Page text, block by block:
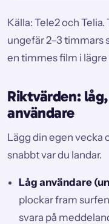
Källa: Tele2 och
ungefär 2–3 timmars
en timmes film i
Riktvärden:
användare
Lägg din egen vecka
snabbt var du landar.
Låg användare
plockar fram
svara på